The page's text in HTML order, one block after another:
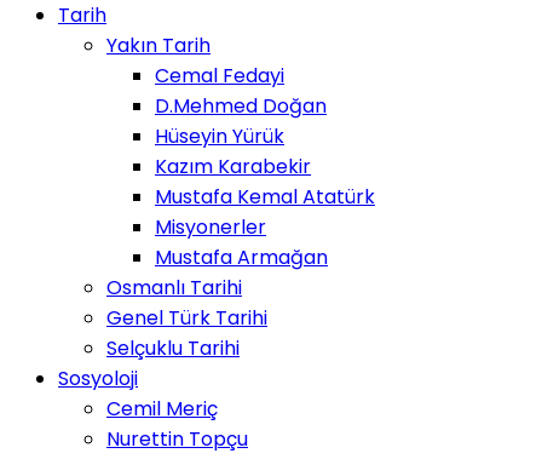
Tarih
Yakın Tarih
Cemal Fedayi
D.Mehmed Doğan
Hüseyin Yürük
Kazım Karabekir
Mustafa Kemal Atatürk
Misyonerler
Mustafa Armağan
Osmanlı Tarihi
Genel Türk Tarihi
Selçuklu Tarihi
Sosyoloji
Cemil Meriç
Nurettin Topçu